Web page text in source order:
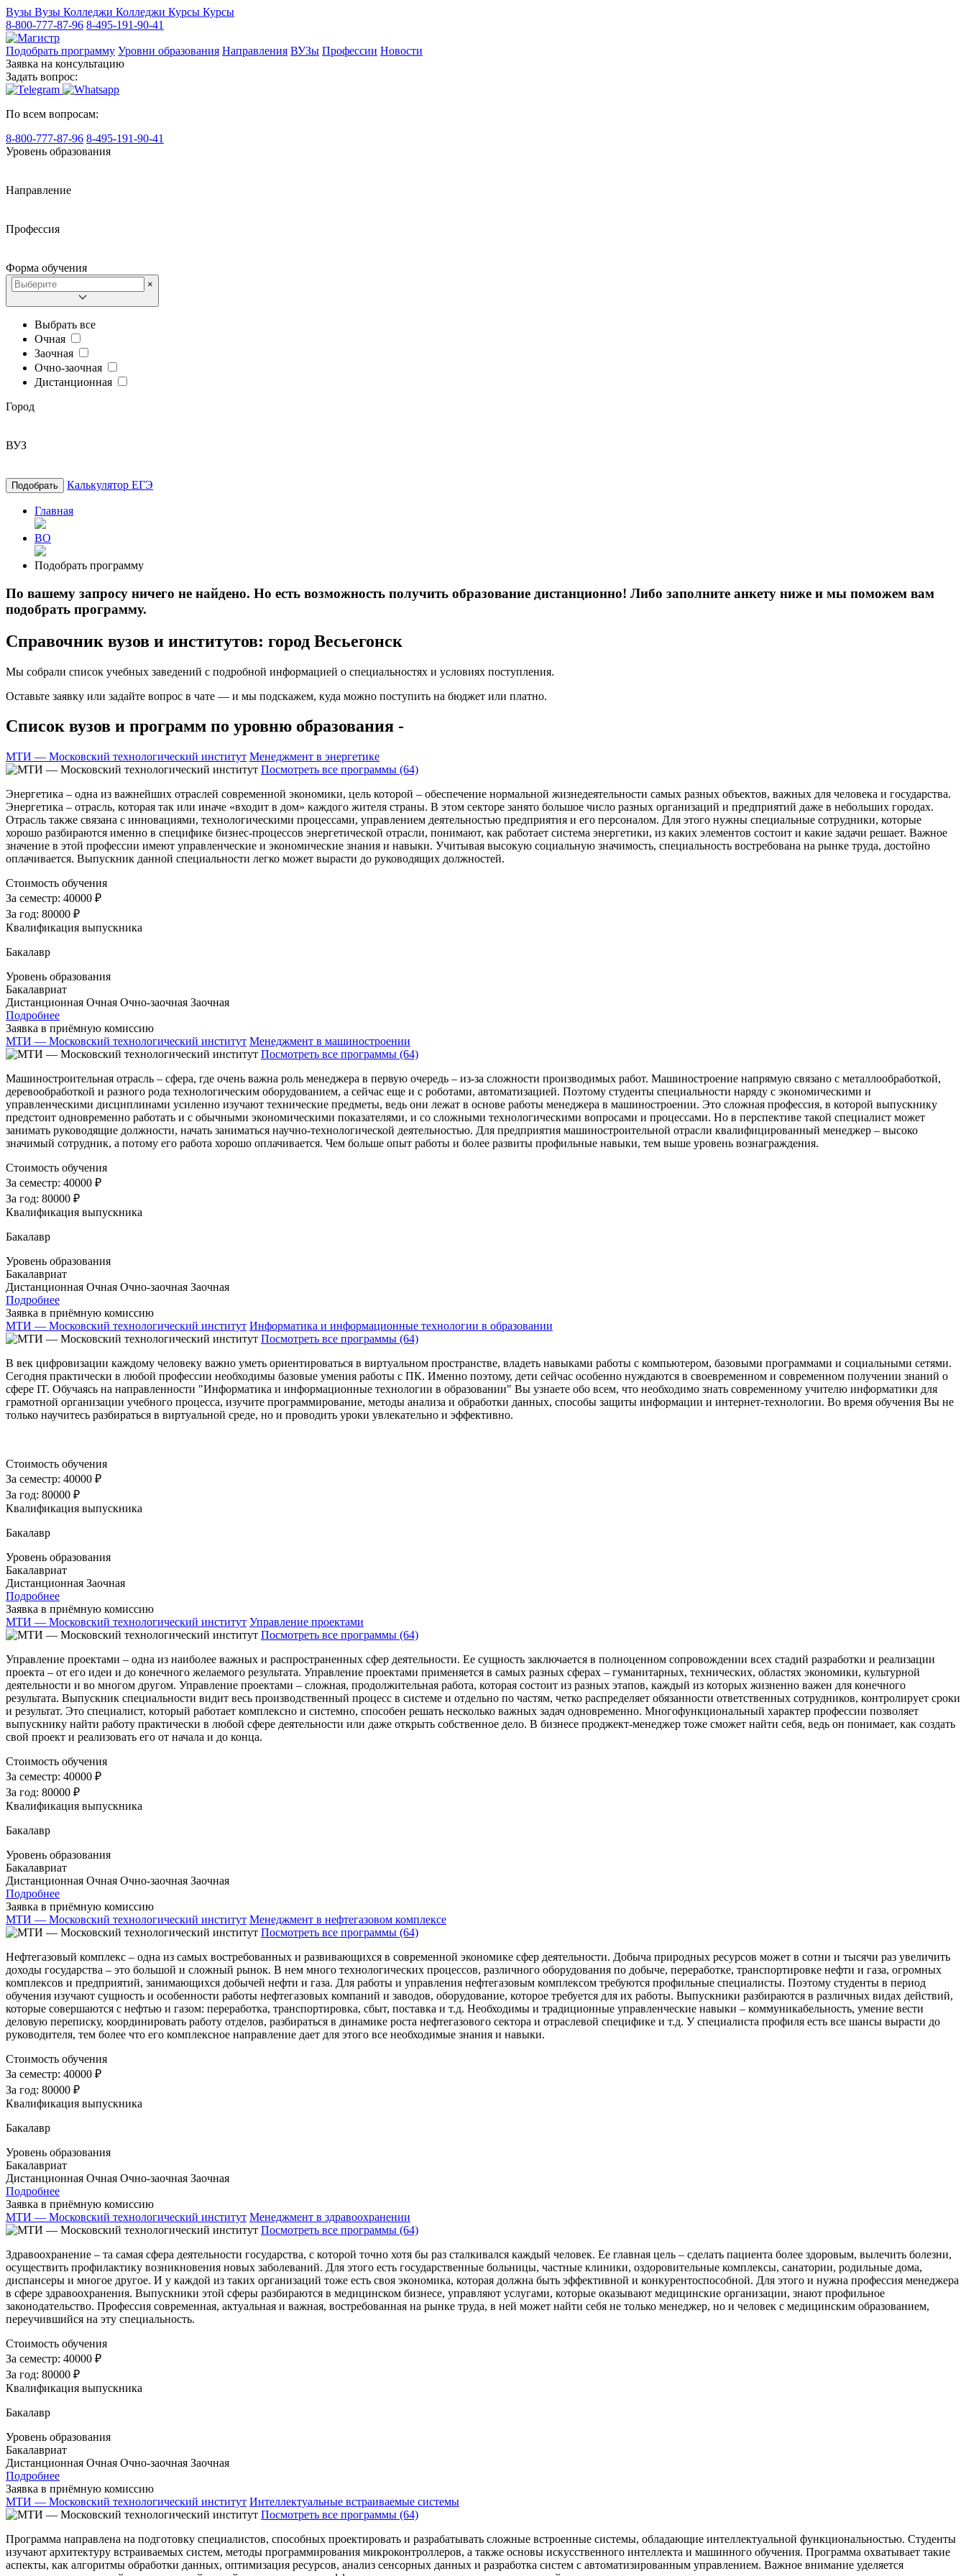
Вузы Вузы Колледжи Колледжи Курсы Курсы
8-800-777-87-96 8-495-191-90-41
Подобрать программу Уровни образования Направления ВУЗы Профессии Новости
Заявка на консультацию
Задать вопрос:
По всем вопросам:
8-800-777-87-96 8-495-191-90-41
Уровень образования
Направление
Профессия
Форма обучения
×
Выбрать все
Очная
Заочная
Очно-заочная
Дистанционная
Город
ВУЗ
Подобрать Калькулятор ЕГЭ
Главная
ВО
Подобрать программу
По вашему запросу ничего не найдено. Но есть возможность получить образование дистанционно! Либо заполните анкету ниже и мы поможем вам
подобрать программу.
Справочник вузов и институтов: город Весьегонск
Мы собрали список учебных заведений с подробной информацией о специальностях и условиях поступления.
Оставьте заявку или задайте вопрос в чате — и мы подскажем, куда можно поступить на бюджет или платно.
Список вузов и программ по уровню образования -
МТИ — Московский технологический институт Менеджмент в энергетике
Посмотреть все программы (64)
Энергетика – одна из важнейших отраслей современной экономики, цель которой – обеспечение нормальной жизнедеятельности самых разных объектов, важных для человека и государства.
Энергетика – отрасль, которая так или иначе «входит в дом» каждого жителя страны. В этом секторе занято большое число разных организаций и предприятий даже в небольших городах.
Отрасль также связана с инновациями, технологическими процессами, управлением деятельностью предприятия и его персоналом. Для этого нужны специальные сотрудники, которые
хорошо разбираются именно в специфике бизнес-процессов энергетической отрасли, понимают, как работает система энергетики, из каких элементов состоит и какие задачи решает. Важное
значение в этой профессии имеют управленческие и экономические знания и навыки. Учитывая высокую социальную значимость, специальность востребована на рынке труда, достойно
оплачивается. Выпускник данной специальности легко может вырасти до руководящих должностей.
Стоимость обучения
За семестр: 40000 ₽
За год: 80000 ₽
Квалификация выпускника
Бакалавр
Уровень образования
Бакалавриат
Дистанционная Очная Очно-заочная Заочная
Подробнее
Заявка в приёмную комиссию
МТИ — Московский технологический институт Менеджмент в машиностроении
Посмотреть все программы (64)
Машиностроительная отрасль – сфера, где очень важна роль менеджера в первую очередь – из-за сложности производимых работ. Машиностроение напрямую связано с металлообработкой,
деревообработкой и разного рода технологическим оборудованием, а сейчас еще и с роботами, автоматизацией. Поэтому студенты специальности наряду с экономическими и
управленческими дисциплинами усиленно изучают технические предметы, ведь они лежат в основе работы менеджера в машиностроении. Это сложная профессия, в которой выпускнику
предстоит одновременно работать и с обычными экономическими показателями, и со сложными технологическими вопросами и процессами. Но в перспективе такой специалист может
занимать руководящие должности, начать заниматься научно-технологической деятельностью. Для предприятия машиностроительной отрасли квалифицированный менеджер – высоко
значимый сотрудник, а потому его работа хорошо оплачивается. Чем больше опыт работы и более развиты профильные навыки, тем выше уровень вознаграждения.
Стоимость обучения
За семестр: 40000 ₽
За год: 80000 ₽
Квалификация выпускника
Бакалавр
Уровень образования
Бакалавриат
Дистанционная Очная Очно-заочная Заочная
Подробнее
Заявка в приёмную комиссию
МТИ — Московский технологический институт Информатика и информационные технологии в образовании
Посмотреть все программы (64)
В век цифровизации каждому человеку важно уметь ориентироваться в виртуальном пространстве, владеть навыками работы с компьютером, базовыми программами и социальными сетями.
Сегодня практически в любой профессии необходимы базовые умения работы с ПК. Именно поэтому, дети сейчас особенно нуждаются в своевременном и современном получении знаний о
сфере IT. Обучаясь на направленности "Информатика и информационные технологии в образовании" Вы узнаете обо всем, что необходимо знать современному учителю информатики для
грамотной организации учебного процесса, изучите программирование, методы анализа и обработки данных, способы защиты информации и интернет-технологии. Во время обучения Вы не
только научитесь разбираться в виртуальной среде, но и проводить уроки увлекательно и эффективно.
Стоимость обучения
За семестр: 40000 ₽
За год: 80000 ₽
Квалификация выпускника
Бакалавр
Уровень образования
Бакалавриат
Дистанционная Заочная
Подробнее
Заявка в приёмную комиссию
МТИ — Московский технологический институт Управление проектами
Посмотреть все программы (64)
Управление проектами – одна из наиболее важных и распространенных сфер деятельности. Ее сущность заключается в полноценном сопровождении всех стадий разработки и реализации
проекта – от его идеи и до конечного желаемого результата. Управление проектами применяется в самых разных сферах – гуманитарных, технических, областях экономики, культурной
деятельности и во многом другом. Управление проектами – сложная, продолжительная работа, которая состоит из разных этапов, каждый из которых жизненно важен для конечного
результата. Выпускник специальности видит весь производственный процесс в системе и отдельно по частям, четко распределяет обязанности ответственных сотрудников, контролирует сроки
и результат. Это специалист, который работает комплексно и системно, способен решать несколько важных задач одновременно. Многофункциональный характер профессии позволяет
выпускнику найти работу практически в любой сфере деятельности или даже открыть собственное дело. В бизнесе проджект-менеджер тоже сможет найти себя, ведь он понимает, как создать
свой проект и реализовать его от начала и до конца.
Стоимость обучения
За семестр: 40000 ₽
За год: 80000 ₽
Квалификация выпускника
Бакалавр
Уровень образования
Бакалавриат
Дистанционная Очная Очно-заочная Заочная
Подробнее
Заявка в приёмную комиссию
МТИ — Московский технологический институт Менеджмент в нефтегазовом комплексе
Посмотреть все программы (64)
Нефтегазовый комплекс – одна из самых востребованных и развивающихся в современной экономике сфер деятельности. Добыча природных ресурсов может в сотни и тысячи раз увеличить
доходы государства – это большой и сложный рынок. В нем много технологических процессов, различного оборудования по добыче, переработке, транспортировке нефти и газа, огромных
комплексов и предприятий, занимающихся добычей нефти и газа. Для работы и управления нефтегазовым комплексом требуются профильные специалисты. Поэтому студенты в период
обучения изучают сущность и особенности работы нефтегазовых компаний и заводов, оборудование, которое требуется для их работы. Выпускники разбираются в различных видах действий,
которые совершаются с нефтью и газом: переработка, транспортировка, сбыт, поставка и т.д. Необходимы и традиционные управленческие навыки – коммуникабельность, умение вести
деловую переписку, координировать работу отделов, разбираться в динамике роста нефтегазового сектора и отраслевой специфике и т.д. У специалиста профиля есть все шансы вырасти до
руководителя, тем более что его комплексное направление дает для этого все необходимые знания и навыки.
Стоимость обучения
За семестр: 40000 ₽
За год: 80000 ₽
Квалификация выпускника
Бакалавр
Уровень образования
Бакалавриат
Дистанционная Очная Очно-заочная Заочная
Подробнее
Заявка в приёмную комиссию
МТИ — Московский технологический институт Менеджмент в здравоохранении
Посмотреть все программы (64)
Здравоохранение – та самая сфера деятельности государства, с которой точно хотя бы раз сталкивался каждый человек. Ее главная цель – сделать пациента более здоровым, вылечить болезни,
осуществить профилактику возникновения новых заболеваний. Для этого есть государственные больницы, частные клиники, оздоровительные комплексы, санатории, родильные дома,
диспансеры и многое другое. И у каждой из таких организаций тоже есть своя экономика, которая должна быть эффективной и конкурентоспособной. Для этого и нужна профессия менеджера
в сфере здравоохранения. Выпускники этой сферы разбираются в медицинском бизнесе, управляют услугами, которые оказывают медицинские организации, знают профильное
законодательство. Профессия современная, актуальная и важная, востребованная на рынке труда, в ней может найти себя не только менеджер, но и человек с медицинским образованием,
переучившийся на эту специальность.
Стоимость обучения
За семестр: 40000 ₽
За год: 80000 ₽
Квалификация выпускника
Бакалавр
Уровень образования
Бакалавриат
Дистанционная Очная Очно-заочная Заочная
Подробнее
Заявка в приёмную комиссию
МТИ — Московский технологический институт Интеллектуальные встраиваемые системы
Посмотреть все программы (64)
Программа направлена на подготовку специалистов, способных проектировать и разрабатывать сложные встроенные системы, обладающие интеллектуальной функциональностью. Студенты
изучают архитектуру встраиваемых систем, методы программирования микроконтроллеров, а также основы искусственного интеллекта и машинного обучения. Программа охватывает такие
аспекты, как алгоритмы обработки данных, оптимизация ресурсов, анализ сенсорных данных и разработка систем с автоматизированным управлением. Важное внимание уделяется